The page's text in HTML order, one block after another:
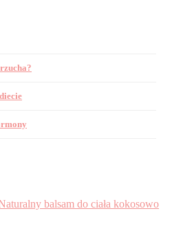
balsam do ciała kokosowo